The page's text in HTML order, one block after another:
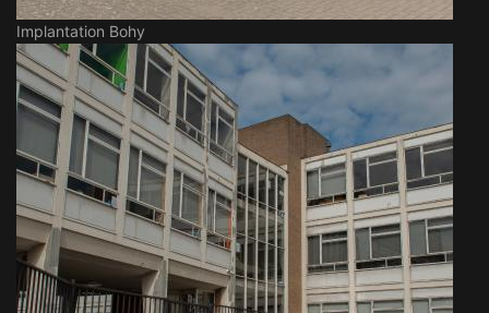
Implantation Bohy